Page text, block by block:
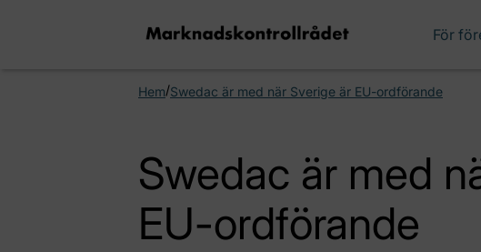
För
Hem/Swedac är med när Sverige är EU-ordförande
Swedac är med
EU-ordförande